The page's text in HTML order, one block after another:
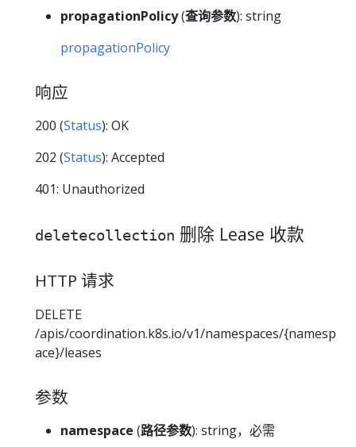
propagationPolicy(查询参数): string
propagationPolicy
响应
200 (Status): OK
202 (Status): Accepted
401: Unauthorized
deletecollection 删除 Lease 收款
HTTP 请求
DELETE
/apis/coordination.k8s.io/v1/namespaces/{namesp
ace}/leases
参数
namespace (路径参数): string，必需